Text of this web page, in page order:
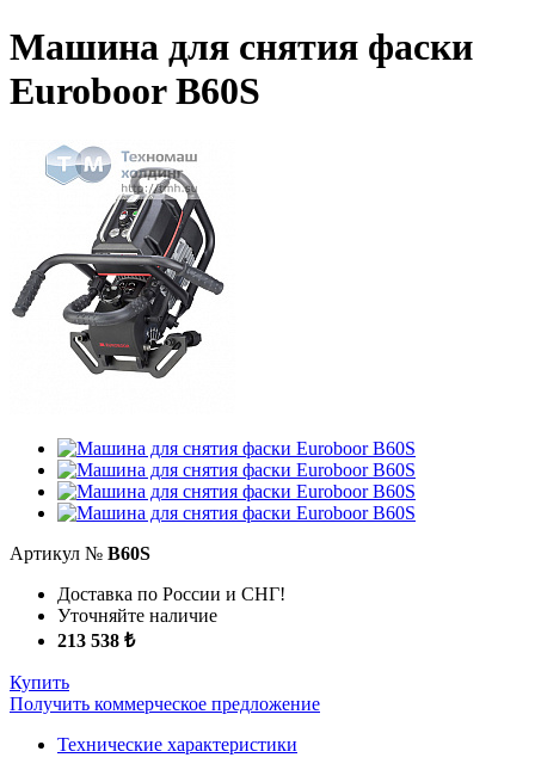
Машина для снятия фаски
Euroboor B60S
Артикул № B60S
Доставка по России и СНГ!
Уточняйте наличие
213 538 ₺
Купить
Получить коммерческое предложение
Технические характеристики